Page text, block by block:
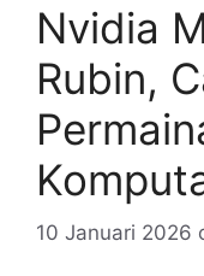
Nvidia
Rubin,
10 Januari 2026